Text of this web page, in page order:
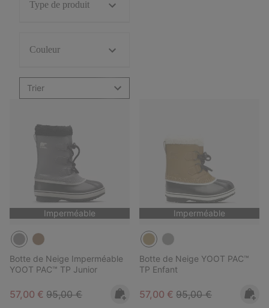
Type de produit
Couleur
Trier
Imperméable
Botte de Neige Imperméable
YOOT PAC™ TP Junior
Sale price:
57,00 € Regular price:
95,00 €
Imperméable
Botte de Neige YOOT PAC™
TP Enfant
Sale price:
57,00 € Regular price:
95,00 €